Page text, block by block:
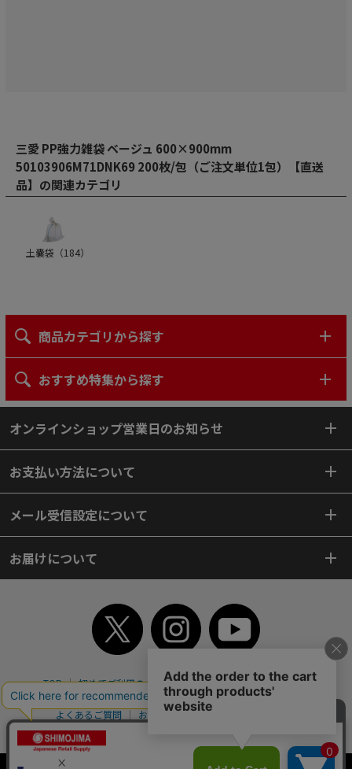
三愛 PP強力雑袋 ベージュ 600×900mm
50103906M71DNK69 200枚/包（ご注文単位1包）【直送
品】の関連カテゴリ
土嚢袋（184）
商品カテゴリから探す
おすすめ特集から探す
オンラインショップ営業日のお知らせ
お支払い方法について
メール受信設定について
お届けについて
TOP 初めてご利用のお客様へ ご利用案内
ご利用規約
個人情報保護方針
特定商取引法
会社案内
よくあるご質問
お問い合わせ
ピンポイントサーチ
サイトマップ
Copyright© 2018 SHIMOJIMA Co.,Ltd. All Rights Reserved.